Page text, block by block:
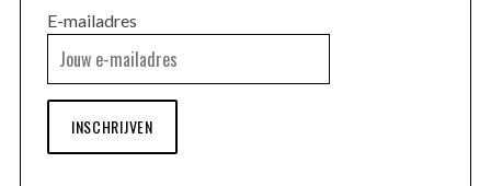
E-mailadres
INSCHRIJVEN